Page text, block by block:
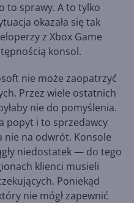
to sprawy. A to tylko
okazała się tak
z Xbox Game
konsol.
nie może zaopatrzyć
Przez wiele ostatnich
nie do pomyślenia.
popyt i to sprzedawcy
nie na odwrót. Konsole
niedostatek — do tego
klienci musieli
Poniekąd
nie mógł zapewnić